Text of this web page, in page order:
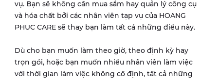
vụ. Bạn sẽ không cần mua sắm hay quản lý công cụ
và hóa chất bởi các nhân viên tạp vụ của HOANG
PHUC CARE sẽ thay bạn làm tất cả những điều này.
Dù cho bạn muốn làm theo giờ, theo định kỳ hay
trọn gói, hoặc bạn muốn nhiều nhân viên làm việc
với thời gian làm việc không cố định, tất cả những